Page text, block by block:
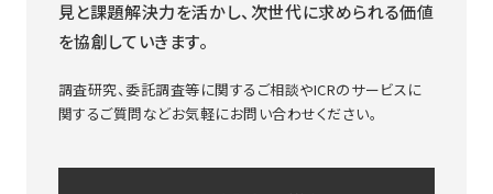
見と課題解決力を活かし、次世代に求められる価値
を協創していきます。
調査研究、委託調査等に関するご相談やICRのサービスに
関するご質問などお気軽にお問い合わせください。